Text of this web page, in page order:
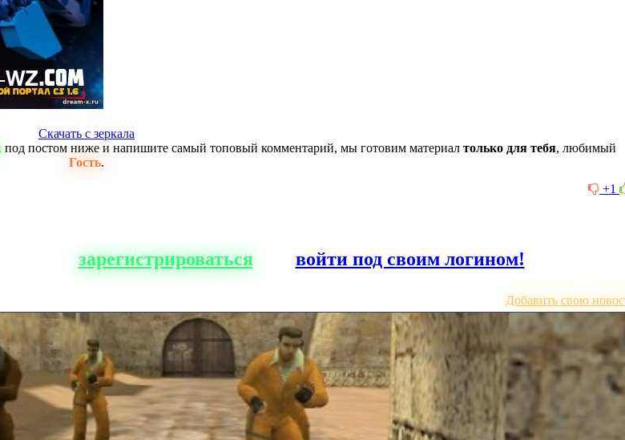
Скачать с зеркала
под постом ниже и напишите самый топовый комментарий, мы готовим материал только для тебя, любимый
Гость.
+1
нужно зарегистрироватьсяили войти под своим логином!
Добавить свою